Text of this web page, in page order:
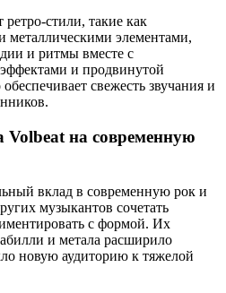
стили, такие как
металлическими элементами,
и ритмы вместе с
и продвинутой
свежесть звучания и
Volbeat на современную
вклад в современную рок и
музыкантов сочетать
с формой. Их
и метала расширило
новую аудиторию к тяжелой